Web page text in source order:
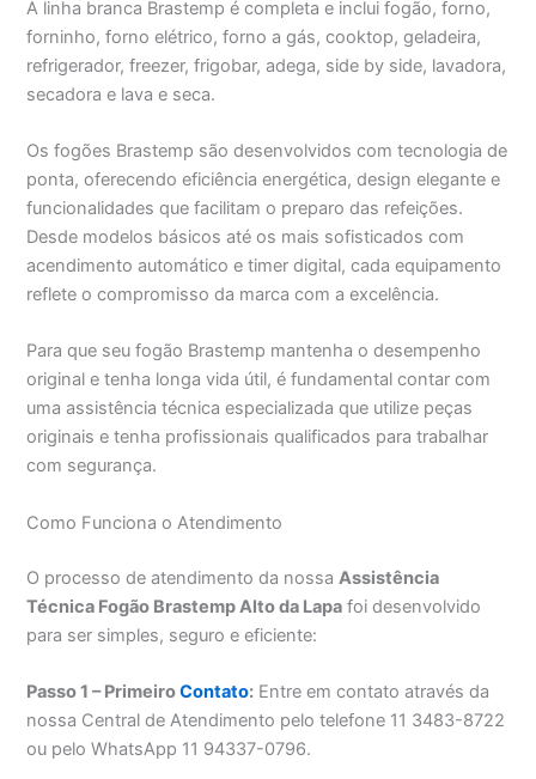
A linha branca Brastemp é completa e inclui fogão, forno,
forninho, forno elétrico, forno a gás, cooktop, geladeira,
refrigerador, freezer, frigobar, adega, side by side, lavadora,
secadora e lava e seca.
Os fogões Brastemp são desenvolvidos com tecnologia de
ponta, oferecendo eficiência energética, design elegante e
funcionalidades que facilitam o preparo das refeições.
Desde modelos básicos até os mais sofisticados com
acendimento automático e timer digital, cada equipamento
reflete o compromisso da marca com a excelência.
Para que seu fogão Brastemp mantenha o desempenho
original e tenha longa vida útil, é fundamental contar com
uma assistência técnica especializada que utilize peças
originais e tenha profissionais qualificados para trabalhar
com segurança.
Como Funciona o Atendimento
O processo de atendimento da nossa Assistência
Técnica Fogão Brastemp Alto da Lapa foi desenvolvido
para ser simples, seguro e eficiente:
Passo 1 – PrimeiroContato: Entre em contato através da
nossa Central de Atendimento pelo telefone 11 3483-8722
ou pelo WhatsApp 11 94337-0796.